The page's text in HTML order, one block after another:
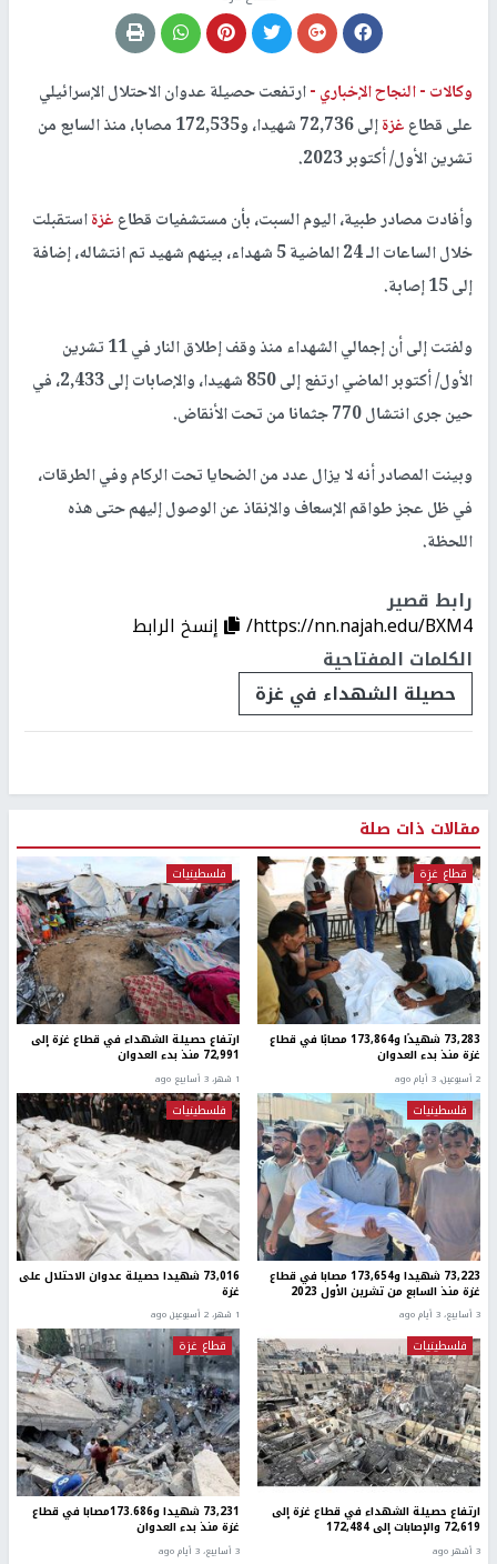
وكالات -النجاح الإخباري -ارتفعت حصيلة عدوان الاحتلال الإسرائيلي
على قطاعغزة
إلى 72,736 شهيدا، و172,535 مصابا، منذ السابع من
تشرين الأول/ أكتوبر 2023.
وأفادت مصادر طبية، اليوم السبت، بأن مستشفيات قطاعغزةاستقبلت
خلال الساعات الـ 24 الماضية 5 شهداء، بينهم شهيد تم انتشاله، إضافة
إلى 15 إصابة.
ولفتت إلى أن إجمالي الشهداء منذ وقف إطلاق النار في 11 تشرين
الأول/ أكتوبر الماضي ارتفع إلى 850 شهيدا، والإصابات إلى 2,433، في
حين جرى انتشال 770 جثمانا من تحت الأنقاض.
وبينت المصادر أنه لا يزال عدد من الضحايا تحت الركام وفي الطرقات،
في ظل عجز طواقم الإسعاف والإنقاذ عن الوصول إليهم حتى هذه
اللحظة.
رابط قصير
https://nn.najah.edu/BXM4/
إنسخ الرابط
الكلمات المفتاحية
حصيلة الشهداء في غزة
مقالات ذات صلة
قطاع غزة
73,283 شهيدًا و173,864 مصابًا في قطاع
غزة منذ بدء العدوان
2 أسبوعين، 3 أيام ago
فلسطينيات
ارتفاع حصيلة الشهداء في قطاع غزة إلى
72,991 منذ بدء العدوان
1 شهر، 3 أسابيع ago
فلسطينيات
73,223 شهيدا و173,654 مصابا في قطاع
غزة منذ السابع من تشرين الأول 2023
3 أسابيع، 3 أيام ago
فلسطينيات
73,016 شهيدا حصيلة عدوان الاحتلال على
غزة
1 شهر، 2 أسبوعين ago
فلسطينيات
ارتفاع حصيلة الشهداء في قطاع غزة إلى
72,619 والإصابات إلى 172,484
3 أشهر ago
قطاع غزة
73,231 شهيدا و173.686مصابا في قطاع
غزة منذ بدء العدوان
3 أسابيع، 3 أيام ago